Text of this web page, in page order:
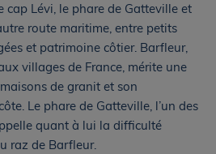
cap Lévi, le phare de Gatteville et
route maritime, entre petits
et patrimoine côtier. Barfleur,
villages de France, mérite une
de granit et son
Le phare de Gatteville, l’un des
quant à lui la difficulté
raz de Barfleur.